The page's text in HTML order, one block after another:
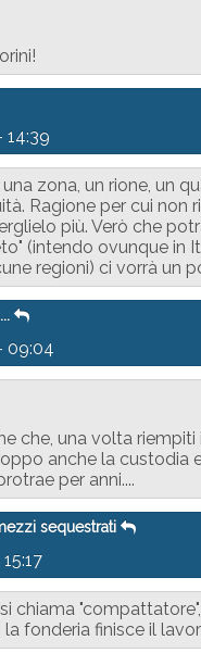
14:39
zona, un rione, un
Ragione per cui
più. Verò che
(intendo ovunque in
regioni) ci vorrà un
09:04
che, una volta
anche la custodia
per anni....
sequestrati
chiama
fonderia finisce il